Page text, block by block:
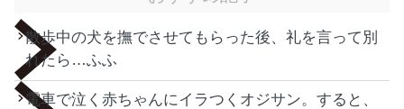
散歩中の犬を撫でさせてもらった後、礼を言って別
れたら…ふふ
電車で泣く赤ちゃんにイラつくオジサン。すると、